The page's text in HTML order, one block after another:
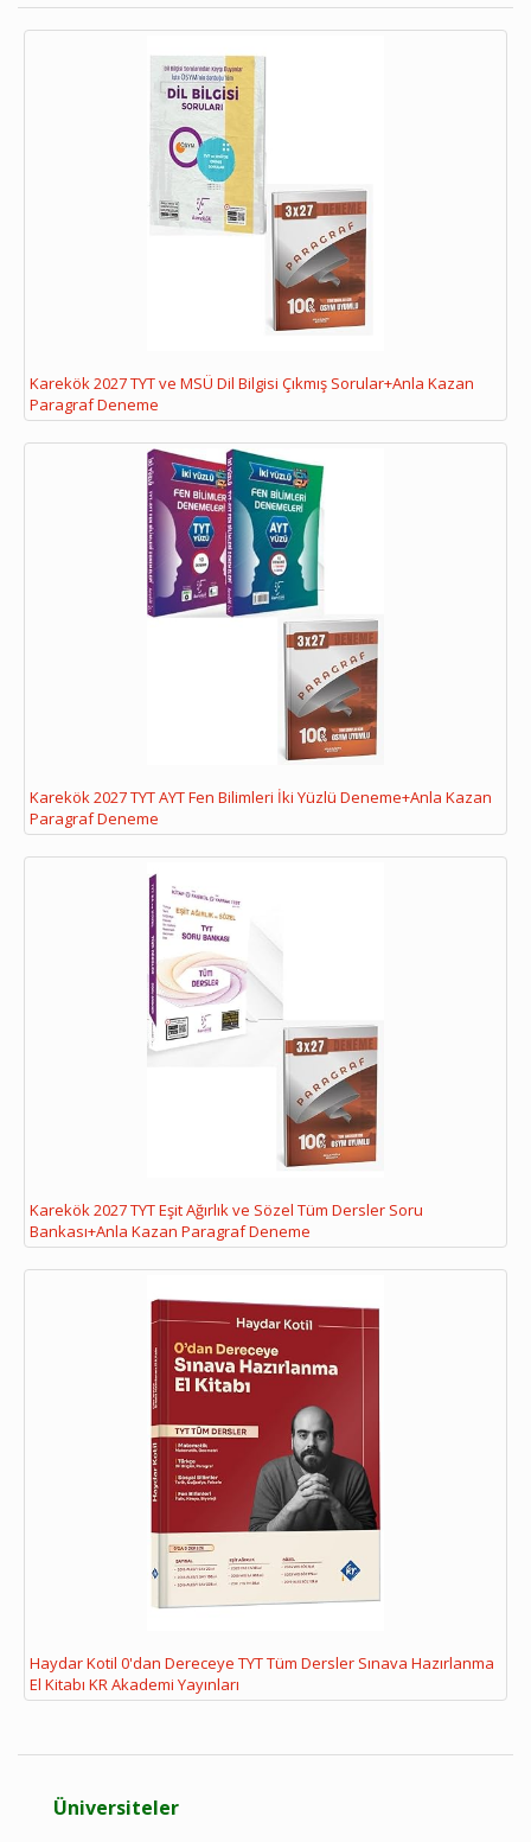
Karekök 2027 TYT ve MSÜ Dil Bilgisi Çıkmış Sorular+Anla Kazan
Paragraf Deneme
Karekök 2027 TYT AYT Fen Bilimleri İki Yüzlü Deneme+Anla Kazan
Paragraf Deneme
Karekök 2027 TYT Eşit Ağırlık ve Sözel Tüm Dersler Soru
Bankası+Anla Kazan Paragraf Deneme
Haydar Kotil 0'dan Dereceye TYT Tüm Dersler Sınava Hazırlanma
El Kitabı KR Akademi Yayınları
Üniversiteler